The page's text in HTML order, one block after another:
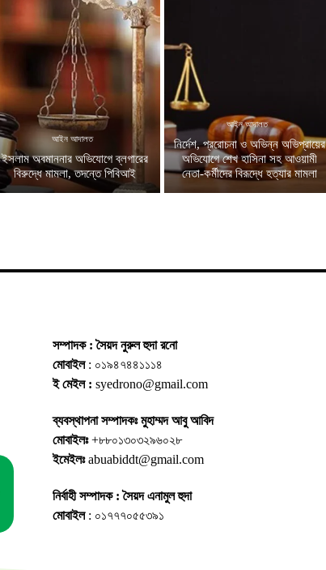
আইন আদালত
ইসলাম অবমাননার অভিযোগে ব্লগারের
বিরুদ্ধে মামলা, তদন্তে পিবিআই
আইন আদালত
নির্দেশ, প্ররোচনা ও অভিন্ন অভিপ্রায়ের
অভিযোগে শেখ হাসিনা সহ আওয়ামী
নেতা-কর্মীদের বিরূদ্ধে হত্যার মামলা
সম্পাদক : সৈয়দ নুরুল হুদা রনো
মোবাইল: ০১৯৪৭৪৪১১১৪
ই মেইল : syedrono@gmail.com
ব্যবস্থাপনা সম্পাদকঃ মুহাম্মদ আবু আবিদ
মোবাইলঃ+৮৮০১৩০৩২৯৬০২৮
ইমেইলঃabuabiddt@gmail.com
নির্বাহী সম্পাদক : সৈয়দ এনামুল হুদা
মোবাইল: ০১৭৭৭০৫৫৩৯১